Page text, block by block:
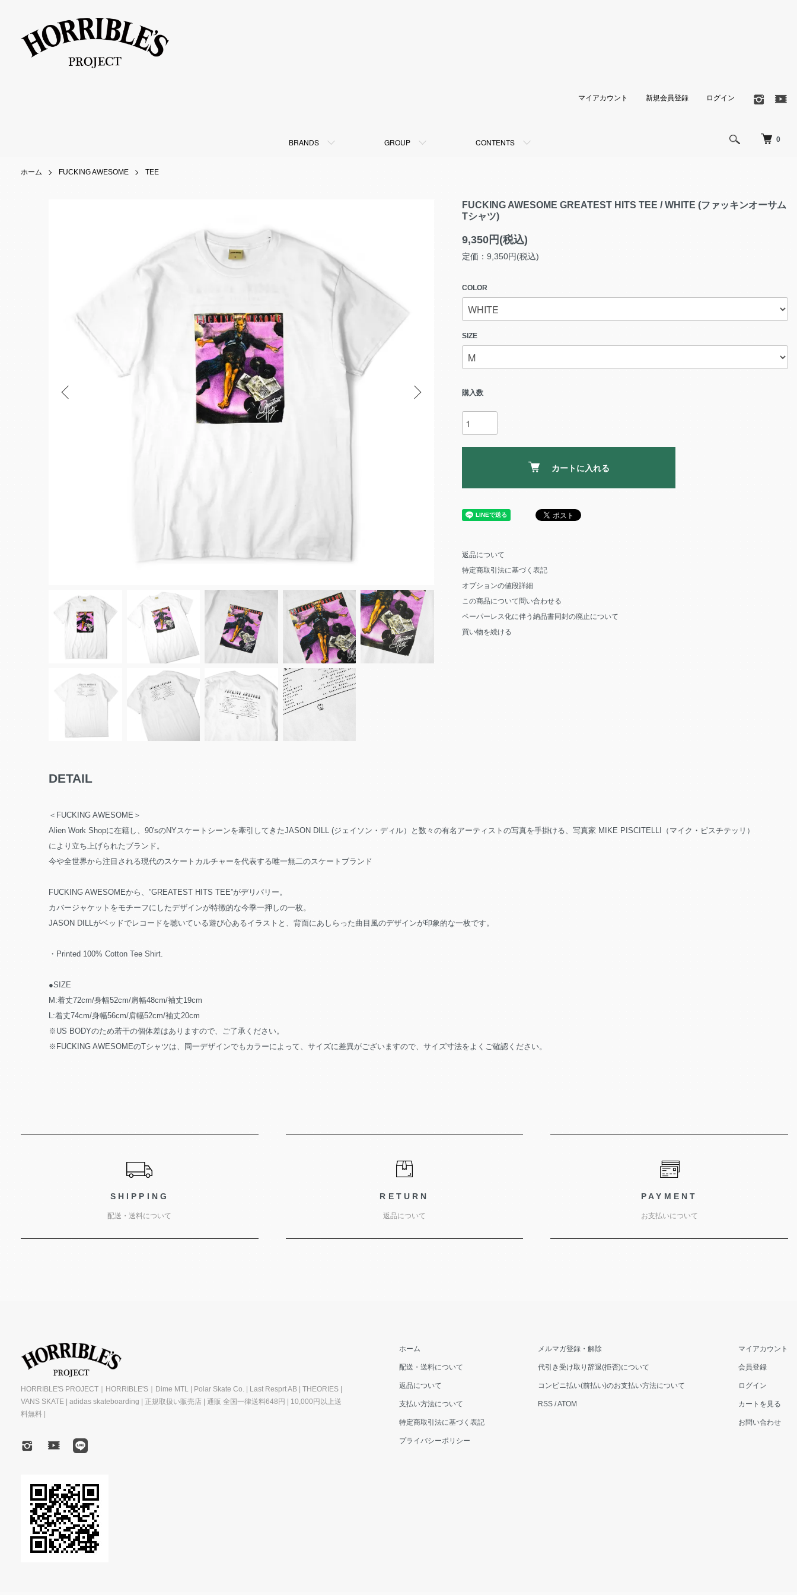
0
BRANDS GROUP CONTENTS
マイアカウント 新規会員登録 ログイン
ホーム FUCKING AWESOME TEE
FUCKING AWESOME GREATEST HITS TEE / WHITE (ファッキンオーサム
Tシャツ)
9,350円(税込)
定価：9,350円(税込)
COLOR
SIZE
購入数
カートに入れる
返品について
特定商取引法に基づく表記
オプションの値段詳細
この商品について問い合わせる
ペーパーレス化に伴う納品書同封の廃止について
買い物を続ける
DETAIL
＜FUCKING AWESOME＞
Alien Work Shopに在籍し、90'sのNYスケートシーンを牽引してきたJASON DILL (ジェイソン・ディル）と数々の有名アーティストの写真を手掛ける、写真家 MIKE PISCITELLI（マイク・ピスチテッリ）
により立ち上げられたブランド。
今や全世界から注目される現代のスケートカルチャーを代表する唯一無二のスケートブランド
FUCKING AWESOMEから、”GREATEST HITS TEE”がデリバリー。
カバージャケットをモチーフにしたデザインが特徴的な今季一押しの一枚。
JASON DILLがベッドでレコードを聴いている遊び心あるイラストと、背面にあしらった曲目風のデザインが印象的な一枚です。
・Printed 100% Cotton Tee Shirt.
●SIZE
M:着丈72cm/身幅52cm/肩幅48cm/袖丈19cm
L:着丈74cm/身幅56cm/肩幅52cm/袖丈20cm
※US BODYのため若干の個体差はありますので、ご了承ください。
※FUCKING AWESOMEのTシャツは、同一デザインでもカラーによって、サイズに差異がございますので、サイズ寸法をよくご確認ください。
SHIPPING
配送・送料について
RETURN
返品について
PAYMENT
お支払いについて
HORRIBLE'S PROJECT｜HORRIBLE'S｜Dime MTL | Polar Skate Co. | Last Resprt AB | THEORIES |
VANS SKATE | adidas skateboarding | 正規取扱い販売店 | 通販 全国一律送料648円 | 10,000円以上送
料無料 |
ホーム
配送・送料について
返品について
支払い方法について
特定商取引法に基づく表記
プライバシーポリシー
メルマガ登録・解除
代引き受け取り辞退(拒否)について
コンビニ払い(前払い)のお支払い方法について
RSS /ATOM
マイアカウント
会員登録
ログイン
カートを見る
お問い合わせ